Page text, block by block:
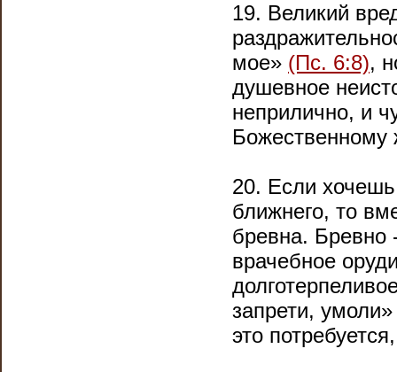
19. Великий
мое» (Пс. 6:8),
душевное
неприлично, и
Божественному
20. Если
ближнего, то
бревна. Бревно
врачебное
запрети,
это